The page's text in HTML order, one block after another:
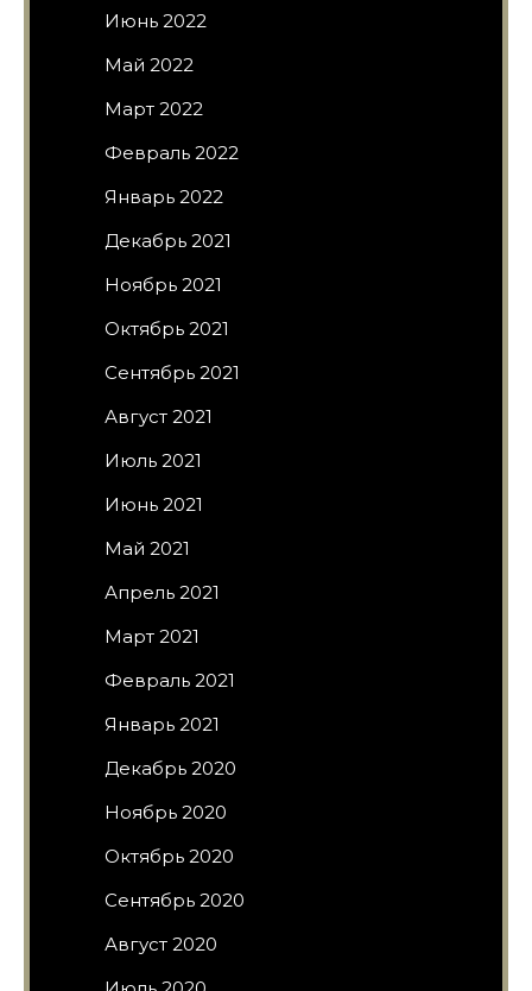
Июнь 2022
Май 2022
Март 2022
Февраль 2022
Январь 2022
Декабрь 2021
Ноябрь 2021
Октябрь 2021
Сентябрь 2021
Август 2021
Июль 2021
Июнь 2021
Май 2021
Апрель 2021
Март 2021
Февраль 2021
Январь 2021
Декабрь 2020
Ноябрь 2020
Октябрь 2020
Сентябрь 2020
Август 2020